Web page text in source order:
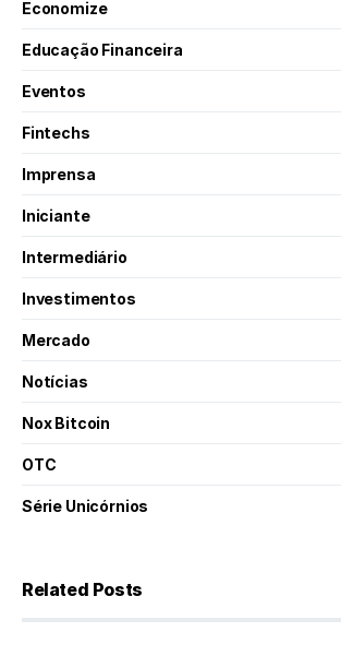
Economize
Educação Financeira
Eventos
Fintechs
Imprensa
Iniciante
Intermediário
Investimentos
Mercado
Notícias
Nox Bitcoin
OTC
Série Unicórnios
Related Posts